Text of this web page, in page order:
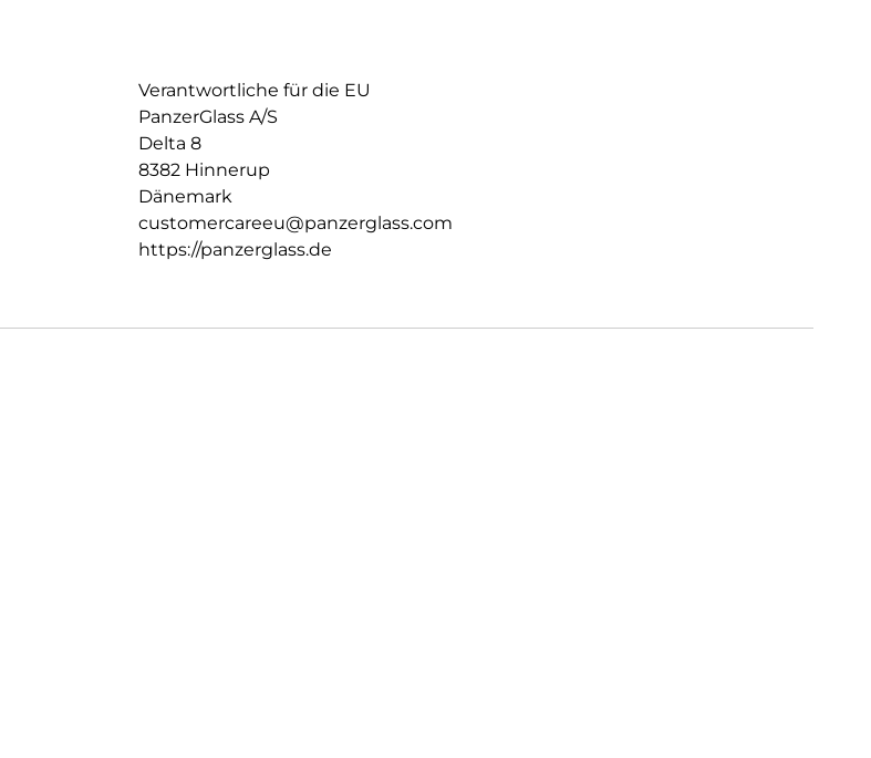
Verantwortliche für die EU
PanzerGlass A/S
Delta 8
8382 Hinnerup
Dänemark
customercareeu@panzerglass.com
https://panzerglass.de